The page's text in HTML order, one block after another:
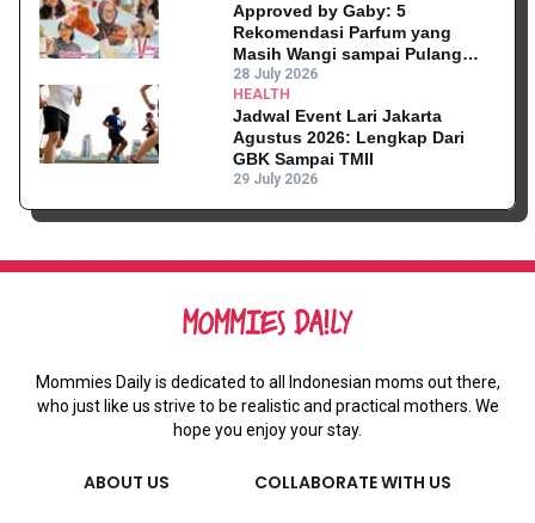
Approved by Gaby: 5
Rekomendasi Parfum yang
Masih Wangi sampai Pulang
Kantor
28 July 2026
HEALTH
Jadwal Event Lari Jakarta
Agustus 2026: Lengkap Dari
GBK Sampai TMII
29 July 2026
Mommies Daily is dedicated to all Indonesian moms out there,
who just like us strive to be realistic and practical mothers. We
hope you enjoy your stay.
ABOUT US COLLABORATE WITH US